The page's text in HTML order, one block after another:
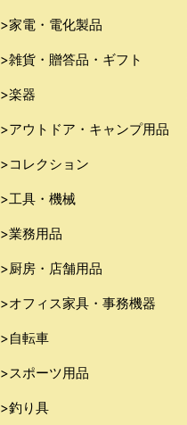
>家電・電化製品
>雑貨・贈答品・ギフト
>楽器
>アウトドア・キャンプ用品
>コレクション
>工具・機械
>業務用品
>厨房・店舗用品
>オフィス家具・事務機器
>自転車
>スポーツ用品
>釣り具